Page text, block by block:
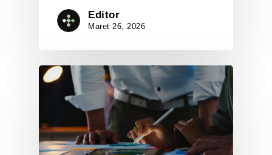
Editor
Maret 26, 2026